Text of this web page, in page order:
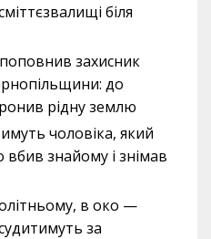
біля
захисник
до
рідну землю
чоловіка, який
знайому і знімав
в око —
за